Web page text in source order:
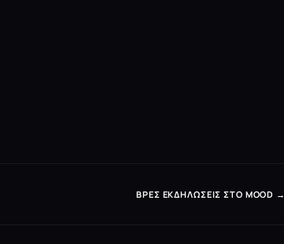
ΒΡΕΣ ΕΚΔΗΛΏΣΕΙΣ ΣΤΟ MOOD →